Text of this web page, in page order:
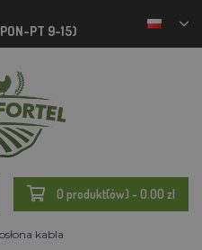
PT 9-15)
0 produkt(ów) - 0.00 zl
kabla